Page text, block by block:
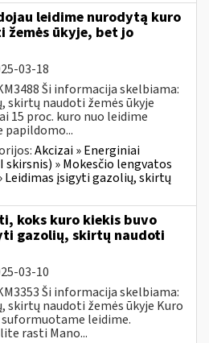
leidime nurodytą kuro
ūkyje, bet jo
03-18
Ši informacija skelbiama:
skirtų naudoti žemės ūkyje
15 proc. kuro nuo leidime
papildomo...
Akcizai » Energiniai
» Mokesčio lengvatos
Leidimas įsigyti gazolių, skirtų
koks kuro kiekis buvo
gazolių, skirtų naudoti
03-10
Ši informacija skelbiama:
skirtų naudoti žemės ūkyje Kuro
leidime.
rasti Mano...